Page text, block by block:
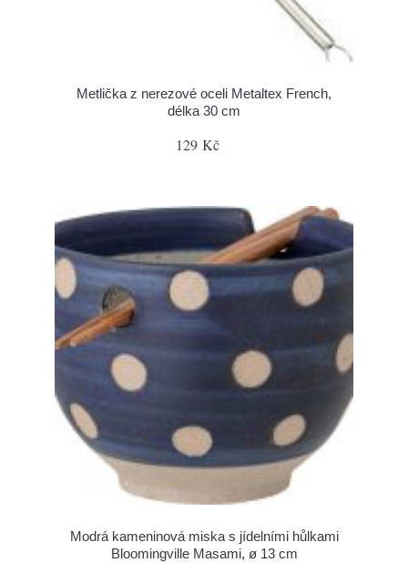
Metlička z nerezové oceli Metaltex French,
délka 30 cm
129 Kč
Modrá kameninová miska s jídelními hůlkami
Bloomingville Masami, ø 13 cm